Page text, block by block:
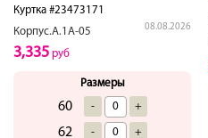
Куртка #23473171
Корпус.А.1А-05
08.08.2026
3,335 руб
Размеры
60 - +
62 - +